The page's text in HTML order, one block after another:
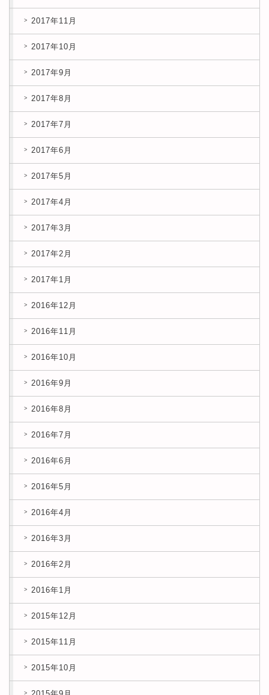
2017年11月
2017年10月
2017年9月
2017年8月
2017年7月
2017年6月
2017年5月
2017年4月
2017年3月
2017年2月
2017年1月
2016年12月
2016年11月
2016年10月
2016年9月
2016年8月
2016年7月
2016年6月
2016年5月
2016年4月
2016年3月
2016年2月
2016年1月
2015年12月
2015年11月
2015年10月